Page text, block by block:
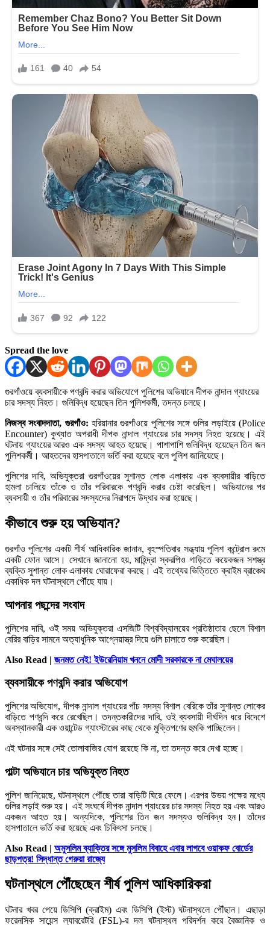
Spread the love
গুরগাঁওয়ে ব্যবসায়ীকে পণবন্দি করার অভিযোগে পুলিশের অভিযানে দীপক নান্দাল গ্যাংয়ের
চার সদস্য নিহত। গুলিবিদ্ধ হয়েছেন তিন পুলিশকর্মী, তদন্ত চলছে।
নিজস্ব সংবাদদাতা, গুরগাঁও: হরিয়ানার গুরগাঁওয়ে পুলিশের সঙ্গে গুলির লড়াইয়ে (Police
Encounter) কুখ্যাত অপরাধী দীপক নান্দাল গ্যাংয়ের চার সদস্য নিহত হয়েছে। এই
ঘটনায় গ্যাংয়ের আরও এক সদস্য আহত হয়েছে। পাশাপাশি গুলিবিদ্ধ হয়েছেন তিন জন
পুলিশকর্মী। আহতদের হাসপাতালে ভর্তি করা হয়েছে বলে পুলিশ জানিয়েছে।
পুলিশের দাবি, অভিযুক্তরা গুরগাঁওয়ের সুশান্ত লোক এলাকায় এক ব্যবসায়ীর বাড়িতে
হামলা চালিয়ে তাঁকে ও তাঁর পরিবারকে পণবন্দি করার চেষ্টা করেছিল। অভিযানের পর
ব্যবসায়ী ও তাঁর পরিবারের সদস্যদের নিরাপদে উদ্ধার করা হয়েছে।
কীভাবে শুরু হয় অভিযান?
গুরগাঁও পুলিশের একটি শীর্ষ আধিকারিক জানান, বৃহস্পতিবার সন্ধ্যায় পুলিশ কন্ট্রোল রুমে
একটি ফোন আসে। সেখানে জানানো হয়, মাহিন্দ্রা স্করপিও গাড়িতে কয়েকজন সশস্ত্র
ব্যক্তি সুশান্ত লোক এলাকায় ঘোরাফেরা করছে। এই তথ্যের ভিত্তিতে ক্রাইম ব্রাঞ্চের
একাধিক দল ঘটনাস্থলে পৌঁছে যায়।
আপনার পছন্দের সংবাদ
পুলিশের দাবি, ওই সময় অভিযুক্তরা এসজিটি বিশ্ববিদ্যালয়ের প্রতিষ্ঠাতার ছেলে বিশাল
বেরির বাড়ির সামনে অত্যাধুনিক আগ্নেয়াস্ত্র দিয়ে গুলি চালাতে শুরু করেছিল।
Also Read | জনমত নেই! ইউরেনিয়াম খননে মোদী সরকারকে না মেঘালয়ের
ব্যবসায়ীকে পণবন্দি করার অভিযোগ
পুলিশের অভিযোগ, দীপক নান্দাল গ্যাংয়ের পাঁচ সদস্য বিশাল বেরিকে তাঁর সুশান্ত লোকের
বাড়িতে পণবন্দি করে রেখেছিল। তদন্তকারীদের দাবি, ওই ব্যবসায়ী দীর্ঘদিন ধরে বিদেশে
অবস্থানকারী এক ওয়ান্টেড গ্যাংস্টারের কাছ থেকে মুক্তিপণের হুমকি পাচ্ছিলেন।
এই ঘটনার সঙ্গে সেই তোলাবাজির যোগ রয়েছে কি না, তা তদন্ত করে দেখা হচ্ছে।
পাল্টা অভিযানে চার অভিযুক্ত নিহত
পুলিশ জানিয়েছে, ঘটনাস্থলে পৌঁছে তারা বাড়িটি ঘিরে ফেলে। এরপর উভয় পক্ষের মধ্যে
গুলির লড়াই শুরু হয়। এই সংঘর্ষে দীপক নান্দাল গ্যাংয়ের চার সদস্য নিহত হয় এবং আরও
একজন আহত হয়। অন্যদিকে, পুলিশের তিন জন সদস্যও গুলিবিদ্ধ হন। তাঁদের
হাসপাতালে ভর্তি করা হয়েছে এবং চিকিৎসা চলছে।
Also Read | অমুসলিম ব্যাক্তির সঙ্গে মুসলিম বিবাহে এবার লাগবে ওয়াকফ বোর্ডের
ছাড়পত্র! সিদ্ধান্ত গেরুয়া রাজ্যে
ঘটনাস্থলে পৌঁছেছেন শীর্ষ পুলিশ আধিকারিকরা
ঘটনার খবর পেয়ে ডিসিপি (ক্রাইম) এবং ডিসিপি (ইস্ট) ঘটনাস্থলে পৌঁছান। এছাড়া
ফরেনসিক সায়েন্স ল্যাবরেটরি (FSL)-র দল ঘটনাস্থল পরিদর্শন করে বৈজ্ঞানিক ও